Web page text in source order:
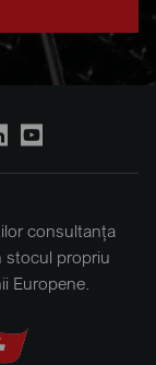
consultanța
stocul propriu
Europene.